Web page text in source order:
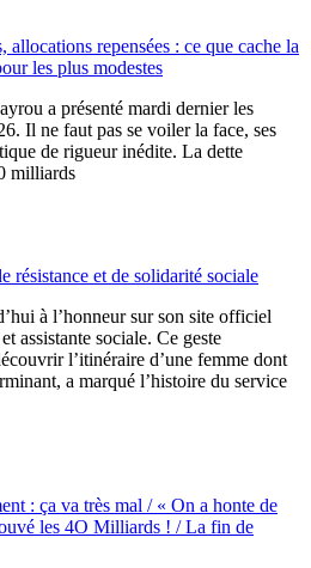
allocations repensées : ce que cache la
les plus modestes
a présenté mardi dernier les
Il ne faut pas se voiler la face, ses
de rigueur inédite. La dette
milliards
résistance et de solidarité sociale
à l’honneur sur son site officiel
assistante sociale. Ce geste
l’itinéraire d’une femme dont
a marqué l’histoire du service
: ça va très mal / « On a honte de
les 4O Milliards ! / La fin de